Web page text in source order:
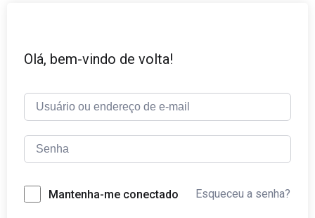
Olá, bem-vindo de volta!
Mantenha-me conectado Esqueceu a senha?